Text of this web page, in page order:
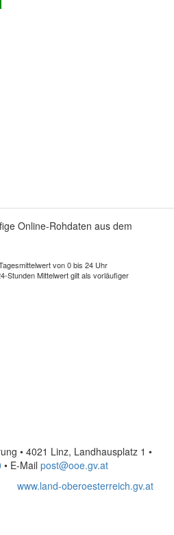
Online-Rohdaten aus dem
von 0 bis 24 Uhr
Stunden Mittelwert gilt als vorläufiger
• 4021 Linz, Landhausplatz 1 •
• E-Mail post@ooe.gv.at
www.land-oberoesterreich.gv.at